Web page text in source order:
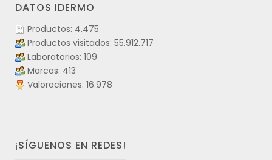
DATOS IDERMO
Productos: 4.475
Productos visitados: 55.912.717
Laboratorios: 109
Marcas: 413
Valoraciones: 16.978
¡SÍGUENOS EN REDES!